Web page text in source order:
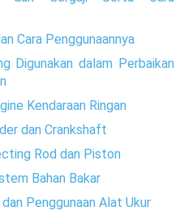
Cara Penggunaannya
Digunakan dalam Perbaikan
Kendaraan Ringan
dan Crankshaft
Rod dan Piston
Bahan Bakar
Penggunaan Alat Ukur